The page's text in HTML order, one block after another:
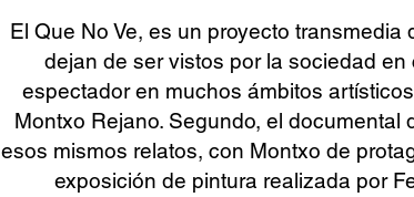
El Que No Ve, es un proyecto
dejan de ser vistos por la sociedad
espectador en muchos ámbitos
Montxo Rejano. Segundo, el
esos mismos relatos, con Montxo de
exposición de pintura realizada por